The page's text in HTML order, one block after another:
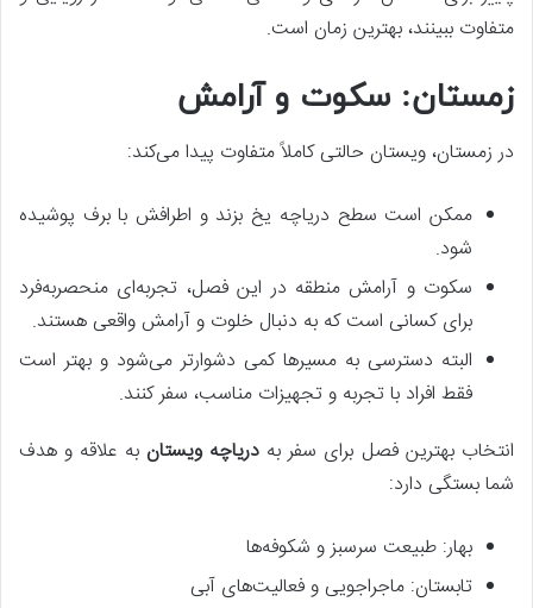
متفاوت ببینند، بهترین زمان است.
زمستان: سکوت و آرامش
در زمستان، ویستان حالتی کاملاً متفاوت پیدا می‌کند:
ممکن است سطح دریاچه یخ بزند و اطرافش با برف پوشیده
شود.
سکوت و آرامش منطقه در این فصل، تجربه‌ای منحصربه‌فرد
برای کسانی است که به دنبال خلوت و آرامش واقعی هستند.
البته دسترسی به مسیرها کمی دشوارتر می‌شود و بهتر است
فقط افراد با تجربه و تجهیزات مناسب، سفر کنند.
انتخاب بهترین فصل برای سفر بهدریاچه ویستان به علاقه و هدف
شما بستگی دارد:
بهار: طبیعت سرسبز و شکوفه‌ها
تابستان: ماجراجویی و فعالیت‌های آبی